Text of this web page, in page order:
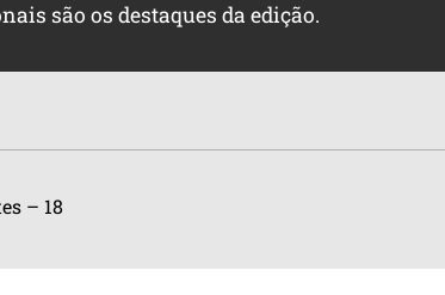
são os destaques da edição.
– 18